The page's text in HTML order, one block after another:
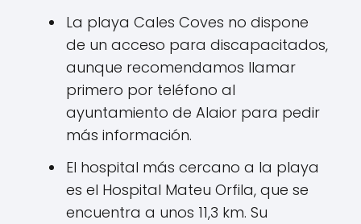
La playa Cales Coves no dispone
de un acceso para discapacitados,
aunque recomendamos llamar
primero por teléfono al
ayuntamiento de Alaior para pedir
más información.
El hospital más cercano a la playa
es el Hospital Mateu Orfila, que se
encuentra a unos 11,3 km. Su